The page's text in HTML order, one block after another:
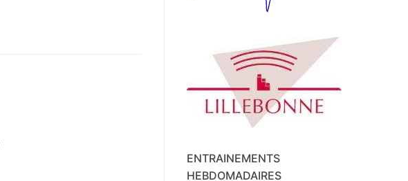
ENTRAINEMENTS
HEBDOMADAIRES